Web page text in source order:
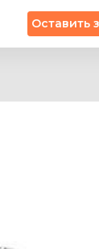
Оставить
×